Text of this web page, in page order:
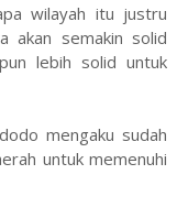
wilayah itu justru
akan semakin solid
lebih solid untuk
mengaku sudah
untuk memenuhi